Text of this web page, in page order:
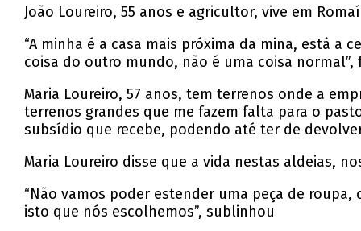
João Loureiro, 55 anos e agricultor, vive em
“A minha é a casa mais próxima da mina, está a
coisa do outro mundo, não é uma coisa
Maria Loureiro, 57 anos, tem terrenos onde a
terrenos grandes que me fazem falta para o
subsídio que recebe, podendo até ter de
Maria Loureiro disse que a vida nestas aldeias,
“Não vamos poder estender uma peça de
isto que nós escolhemos”, sublinhou